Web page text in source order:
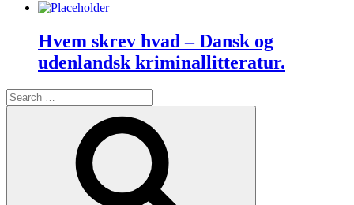
Hvem skrev hvad – Dansk og
udenlandsk kriminallitteratur.
Search
for: